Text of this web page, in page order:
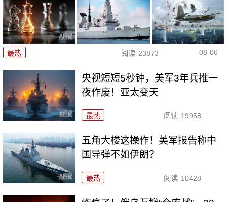
最热 阅读 23873 08-06
央视短短5秒钟，美军3年兵推一
夜作废！亚太变天
最热 阅读 19958
五角大楼这操作！美军报告称中
国导弹不如伊朗？
最热 阅读 10428